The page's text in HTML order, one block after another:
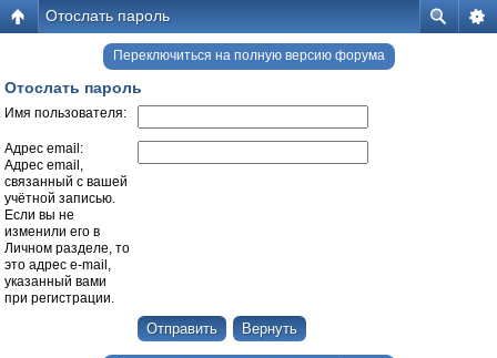
Отослать пароль
Переключиться на полную версию форума
Отослать пароль
Имя пользователя:
Адрес email:
Адрес email,
связанный с вашей
учётной записью.
Если вы не
изменили его в
Личном разделе, то
это адрес e-mail,
указанный вами
при регистрации.